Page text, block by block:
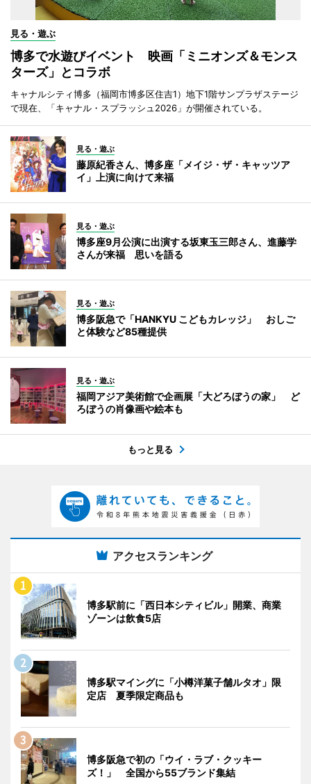
見る・遊ぶ
博多で水遊びイベント 映画「ミニオンズ＆モンス
ターズ」とコラボ
キャナルシティ博多（福岡市博多区住吉1）地下1階サンプラザステージ
で現在、「キャナル・スプラッシュ2026」が開催されている。
見る・遊ぶ
藤原紀香さん、博多座「メイジ・ザ・キャッツア
イ」上演に向けて来福
見る・遊ぶ
博多座9月公演に出演する坂東玉三郎さん、進藤学
さんが来福 思いを語る
見る・遊ぶ
博多阪急で「HANKYU こどもカレッジ」 おしご
と体験など85種提供
見る・遊ぶ
福岡アジア美術館で企画展「大どろぼうの家」 ど
ろぼうの肖像画や絵本も
もっと見る
アクセスランキング
博多駅前に「西日本シティビル」開業、商業
ゾーンは飲食5店
博多駅マイングに「小樽洋菓子舗ルタオ」限
定店 夏季限定商品も
博多阪急で初の「ウイ・ラブ・クッキー
ズ！」 全国から55ブランド集結